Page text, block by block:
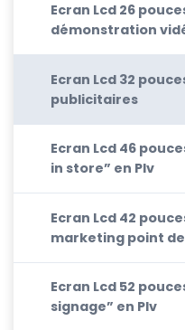
Ecran Lcd 26
démonstration
Ecran Lcd 32
publicitaires
Ecran Lcd 46
in store” en Plv
Ecran Lcd 42
marketing point
Ecran Lcd 52
signage” en Plv